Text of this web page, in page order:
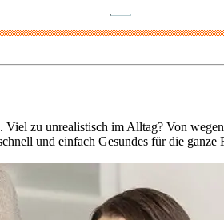
zu unrealistisch im Alltag? Von
und einfach Gesundes für die